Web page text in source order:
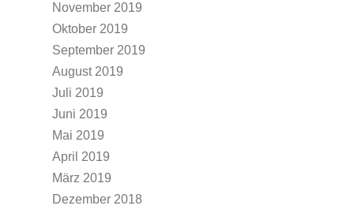
November 2019
Oktober 2019
September 2019
August 2019
Juli 2019
Juni 2019
Mai 2019
April 2019
März 2019
Dezember 2018